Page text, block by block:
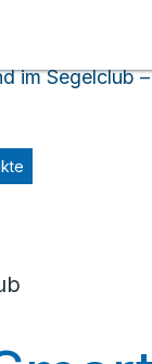
im Segelclub